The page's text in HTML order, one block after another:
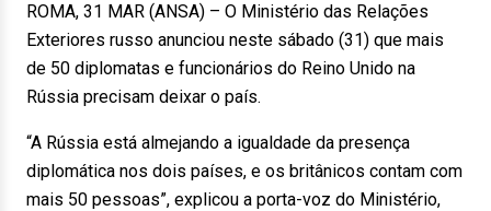
ROMA, 31 MAR (ANSA) – O Ministério das Relações
Exteriores russo anunciou neste sábado (31) que mais
de 50 diplomatas e funcionários do Reino Unido na
Rússia precisam deixar o país.
“A Rússia está almejando a igualdade da presença
diplomática nos dois países, e os britânicos contam com
mais 50 pessoas”, explicou a porta-voz do Ministério,